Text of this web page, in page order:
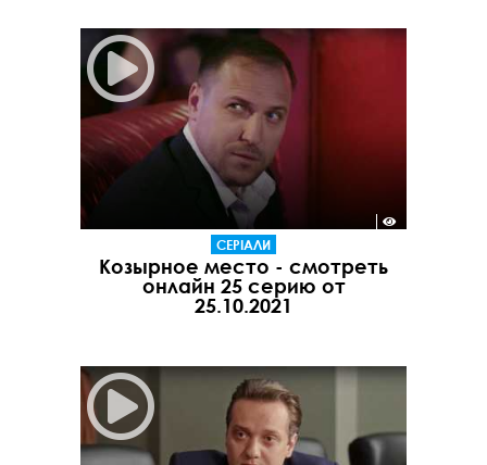
СЕРІАЛИ
Козырное место - смотреть
онлайн 25 серию от
25.10.2021